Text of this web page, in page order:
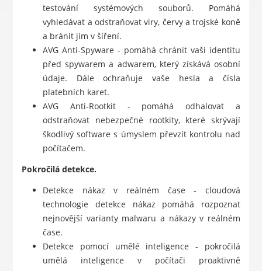
testování systémových souborů. Pomáhá
vyhledávat a odstraňovat viry, červy a trojské koně
a bránit jim v šíření.
AVG Anti-Spyware - pomáhá chránit vaši identitu
před spywarem a adwarem, který získává osobní
údaje. Dále ochraňuje vaše hesla a čísla
platebních karet.
AVG Anti-Rootkit - pomáhá odhalovat a
odstraňovat nebezpečné rootkity, které skrývají
škodlivý software s úmyslem převzít kontrolu nad
počítačem.
Pokročilá detekce.
Detekce nákaz v reálném čase - cloudová
technologie detekce nákaz pomáhá rozpoznat
nejnovější varianty malwaru a nákazy v reálném
čase.
Detekce pomocí umělé inteligence - pokročilá
umělá inteligence v počítači proaktivně